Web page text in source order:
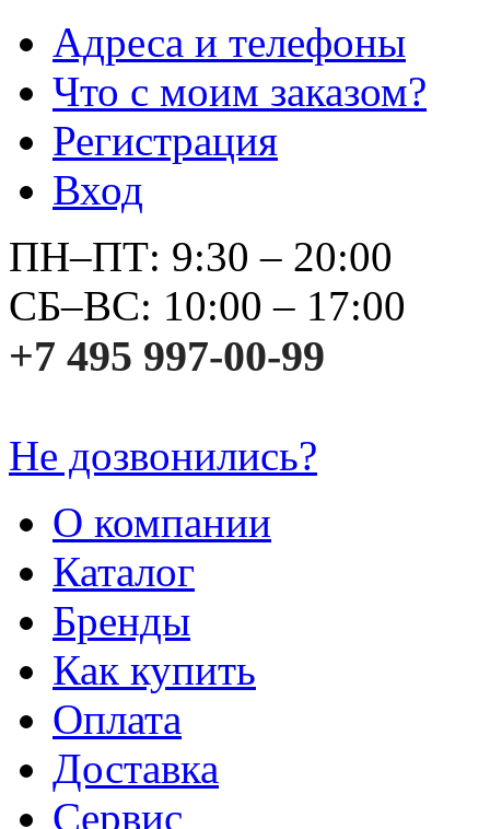
Адреса и телефоны
Что с моим заказом?
Регистрация
Вход
ПН–ПТ: 9:30 – 20:00
СБ–ВС: 10:00 – 17:00
+7 495 997-00-99
Не дозвонились?
О компании
Каталог
Бренды
Как купить
Оплата
Доставка
Сервис